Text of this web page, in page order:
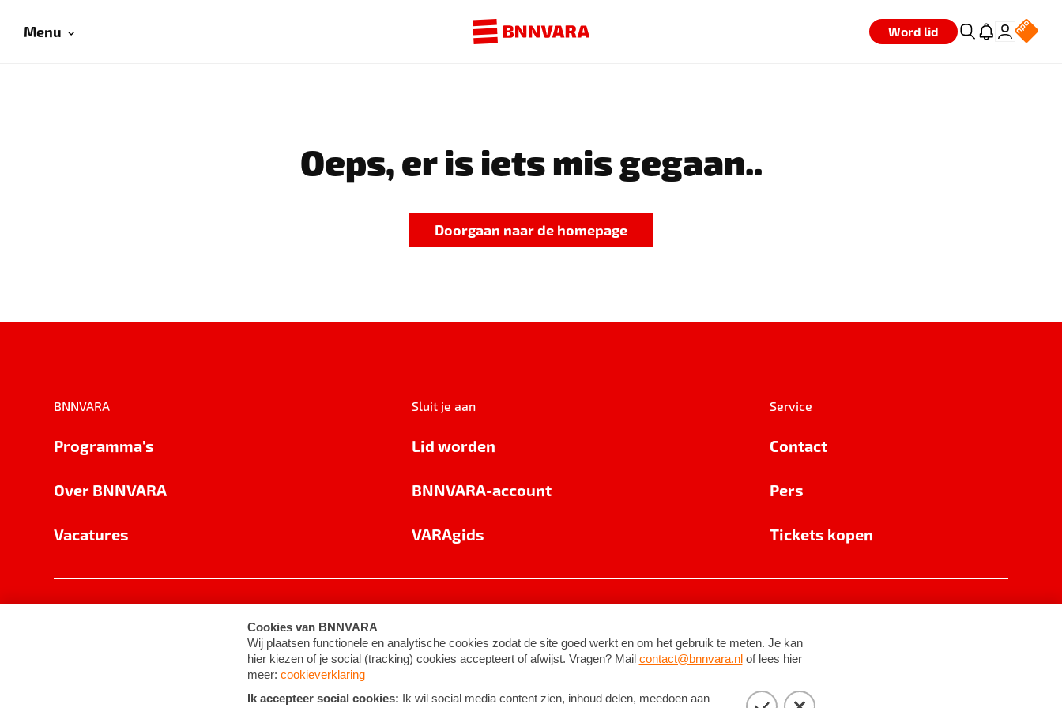
Menu Word lid
Oeps, er is iets mis gegaan..
Doorgaan naar de homepage
BNNVARA
Programma's
Over BNNVARA
Vacatures
Sluit je aan
Lid worden
BNNVARA-account
VARAgids
Service
Contact
Pers
Tickets kopen
Cookie-instellingen Algemene voorwaarden ©2026BNNVARA